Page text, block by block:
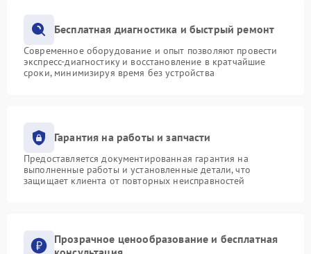
Бесплатная диагностика и быстрый ремонт
Современное оборудование и опыт позволяют провести
экспресс-диагностику и восстановление в кратчайшие
сроки, минимизируя время без устройства
Гарантия на работы и запчасти
Предоставляется документированная гарантия на
выполненные работы и установленные детали, что
защищает клиента от повторных неисправностей
Прозрачное ценообразование и бесплатная